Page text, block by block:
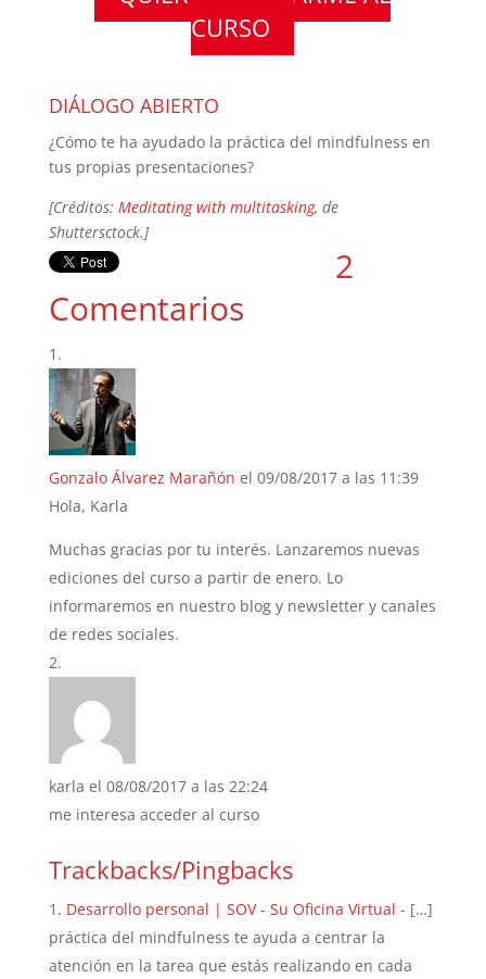
CURSO
DIÁLOGO ABIERTO
¿Cómo te ha ayudado la práctica del mindfulness en
tus propias presentaciones?
[Créditos: Meditating with multitasking, de
Shuttersctock.]
2
Comentarios
Gonzalo Álvarez Marañón el 09/08/2017 a las 11:39
Hola, Karla
Muchas gracias por tu interés. Lanzaremos nuevas
ediciones del curso a partir de enero. Lo
informaremos en nuestro blog y newsletter y canales
de redes sociales.
karla el 08/08/2017 a las 22:24
me interesa acceder al curso
Trackbacks/Pingbacks
Desarrollo personal | SOV - Su Oficina Virtual - […]
práctica del mindfulness te ayuda a centrar la
atención en la tarea que estás realizando en cada